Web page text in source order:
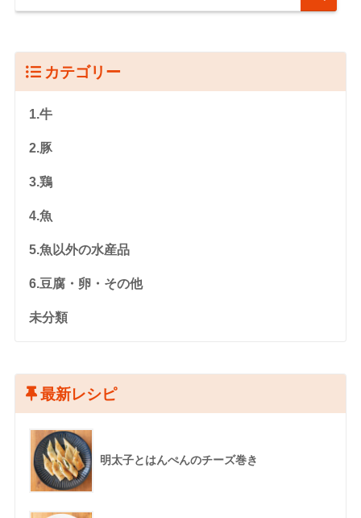
カテゴリー
1.牛
2.豚
3.鶏
4.魚
5.魚以外の水産品
6.豆腐・卵・その他
未分類
最新レシピ
明太子とはんぺんのチーズ巻き